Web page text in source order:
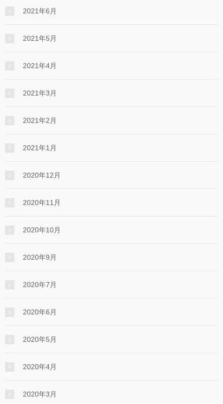
2021年6月
2021年5月
2021年4月
2021年3月
2021年2月
2021年1月
2020年12月
2020年11月
2020年10月
2020年9月
2020年7月
2020年6月
2020年5月
2020年4月
2020年3月